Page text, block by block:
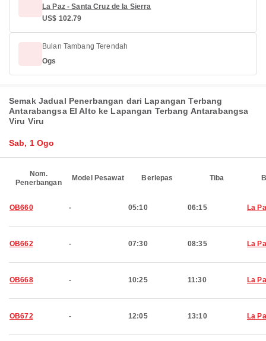
La Paz - Santa Cruz de la Sierra
US$ 102.79
Bulan Tambang Terendah
Ogs
Semak Jadual Penerbangan dari Lapangan Terbang
Antarabangsa El Alto ke Lapangan Terbang Antarabangsa
Viru Viru
Sab, 1 Ogo
Nom.
Penerbangan
Model Pesawat Berlepas Tiba
OB660 - 05:10 06:15 La
OB662 - 07:30 08:35 La
OB668 - 10:25 11:30 La
OB672 - 12:05 13:10 La